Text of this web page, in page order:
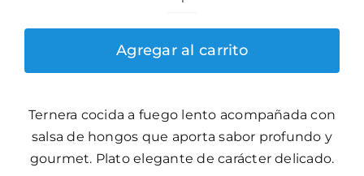
Braseada
con
hongos
Agregar al carrito
Ternera cocida a fuego lento acompañada con
salsa de hongos que aporta sabor profundo y
gourmet. Plato elegante de carácter delicado.